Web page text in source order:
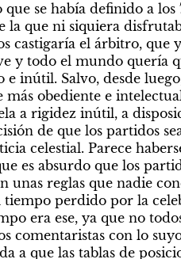
se había definido a los
que ni siquiera
castigaría el árbitro, que
y todo el mundo quería
inútil. Salvo, desde
obediente e
a rigidez inútil, a
de que los partidos
celestial. Parece
es absurdo que los
reglas que nadie
tiempo perdido por la
era ese, ya que no
comentaristas con lo
a que las tablas de